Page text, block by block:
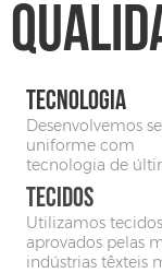
TECNOLOGIA
Desenvolvemos
uniforme com
tecnologia de
TECIDOS
Utilizamos
aprovados pelas
indústrias têxteis